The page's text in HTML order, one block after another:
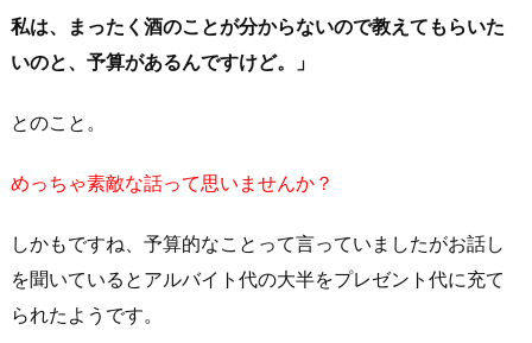
私は、まったく酒のことが分からないので教えてもらいた
いのと、予算があるんですけど。」
とのこと。
めっちゃ素敵な話って思いませんか？
しかもですね、予算的なことって言っていましたがお話し
を聞いているとアルバイト代の大半をプレゼント代に充て
られたようです。